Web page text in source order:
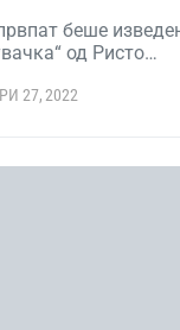
беше
од Ристо…
27, 2022